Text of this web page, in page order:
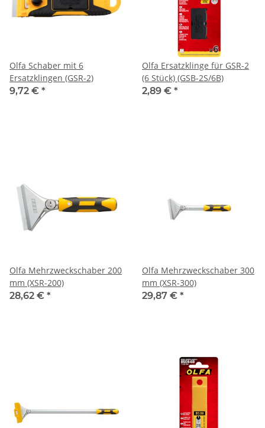
Olfa Schaber mit 6
Ersatzklingen (GSR-2)
9,72 € *
Olfa Ersatzklinge für GSR-2
(6 Stück) (GSB-2S/6B)
2,89 € *
Olfa Mehrzweckschaber 200
mm (XSR-200)
28,62 € *
Olfa Mehrzweckschaber 300
mm (XSR-300)
29,87 € *